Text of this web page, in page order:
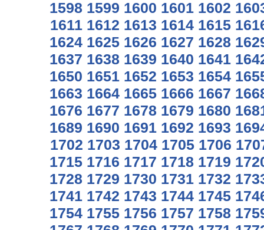
1598 1599 1600 1601 1602
1611 1612 1613 1614 1615
1624 1625 1626 1627 1628
1637 1638 1639 1640 1641
1650 1651 1652 1653 1654
1663 1664 1665 1666 1667
1676 1677 1678 1679 1680
1689 1690 1691 1692 1693
1702 1703 1704 1705 1706
1715 1716 1717 1718 1719
1728 1729 1730 1731 1732
1741 1742 1743 1744 1745
1754 1755 1756 1757 1758